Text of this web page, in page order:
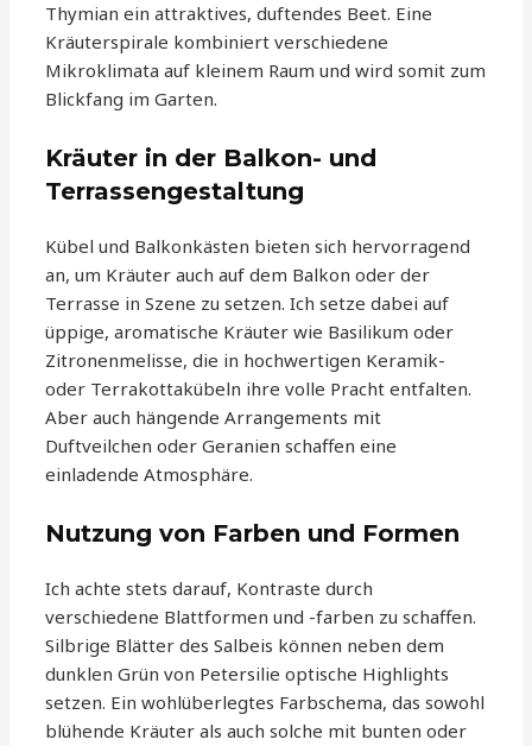
Thymian ein attraktives, duftendes Beet. Eine
Kräuterspirale kombiniert verschiedene
Mikroklimata auf kleinem Raum und wird somit zum
Blickfang im Garten.
Kräuter in der Balkon- und
Terrassengestaltung
Kübel und Balkonkästen bieten sich hervorragend
an, um Kräuter auch auf dem Balkon oder der
Terrasse in Szene zu setzen. Ich setze dabei auf
üppige, aromatische Kräuter wie Basilikum oder
Zitronenmelisse, die in hochwertigen Keramik-
oder Terrakottakübeln ihre volle Pracht entfalten.
Aber auch hängende Arrangements mit
Duftveilchen oder Geranien schaffen eine
einladende Atmosphäre.
Nutzung von Farben und Formen
Ich achte stets darauf, Kontraste durch
verschiedene Blattformen und -farben zu schaffen.
Silbrige Blätter des Salbeis können neben dem
dunklen Grün von Petersilie optische Highlights
setzen. Ein wohlüberlegtes Farbschema, das sowohl
blühende Kräuter als auch solche mit bunten oder